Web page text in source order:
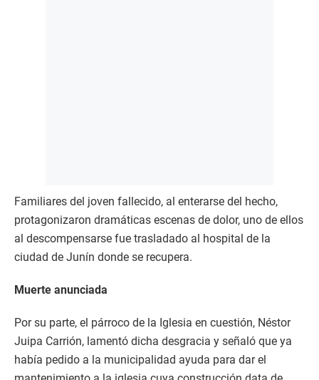
Familiares del joven fallecido, al enterarse del hecho,
protagonizaron dramáticas escenas de dolor, uno de ellos
al descompensarse fue trasladado al hospital de la
ciudad de Junín donde se recupera.
Muerte anunciada
Por su parte, el párroco de la Iglesia en cuestión, Néstor
Juipa Carrión, lamentó dicha desgracia y señaló que ya
había pedido a la municipalidad ayuda para dar el